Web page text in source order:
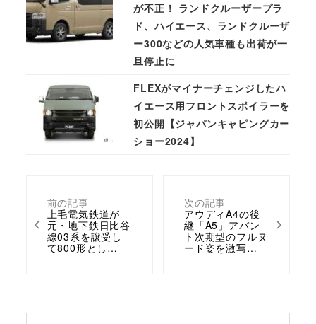
前の記事
上毛電気鉄道が
元・地下鉄日比谷
線03系を譲受し
て800形とし…
次の記事
アウディA4の後
継「A5」アバン
ト次期型のフルヌ
ード姿を激写…
が不正！ ランドクルーザープラ
ド、ハイエース、ランドクルーザ
ー300などの人気車種も出荷が一
旦停止に
FLEXがマイナーチェンジしたハ
イエース用フロントスポイラーを
初公開【ジャパンキャピングカー
ショー2024】